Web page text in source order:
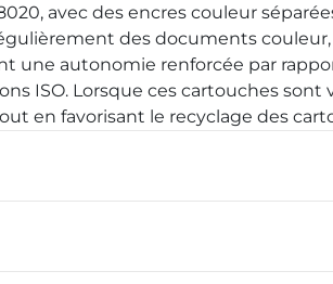
avec des encres couleur
des documents
une autonomie renforcée par
ISO. Lorsque ces cartouches
en favorisant le recyclage des